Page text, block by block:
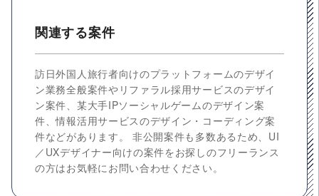
関連する案件
訪日外国人旅行者向けのプラットフォームのデザイ
ン業務全般案件やリファラル採用サービスのデザイ
ン案件、某大手IPソーシャルゲームのデザイン案
件、情報活用サービスのデザイン・コーディング案
件などがあります。 非公開案件も多数あるため、UI
／UXデザイナー向けの案件をお探しのフリーランス
の方はお気軽にお問い合わせください。